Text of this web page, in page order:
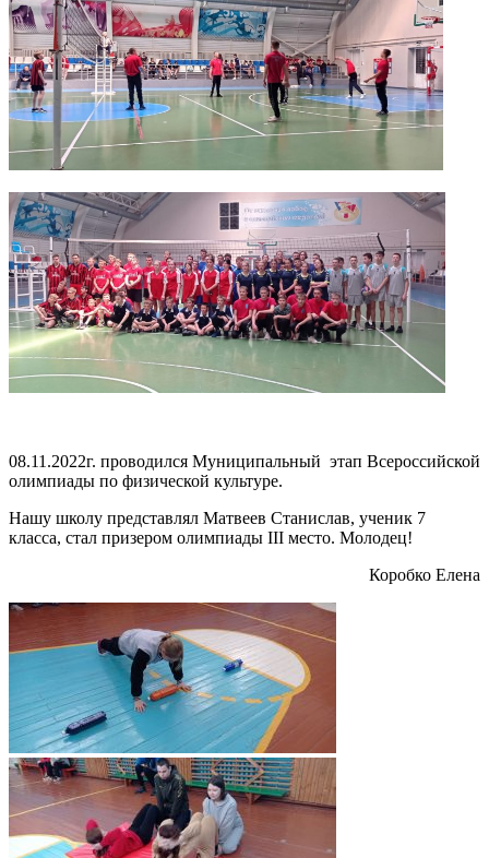
08.11.2022г. проводился Муниципальный этап Всероссийской
олимпиады по физической культуре.
Нашу школу представлял Матвеев Станислав, ученик 7
класса, стал призером олимпиады III место. Молодец!
Коробко Елена